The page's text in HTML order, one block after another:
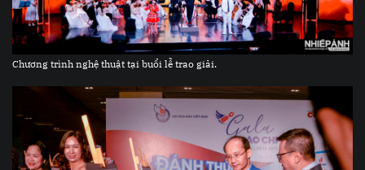
Chương trình nghệ thuật tại buổi lễ trao giải.